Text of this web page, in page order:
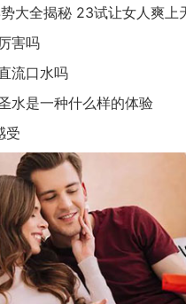
大全揭秘 23试让女人爽上
害吗
流口水吗
水是一种什么样的体验
受